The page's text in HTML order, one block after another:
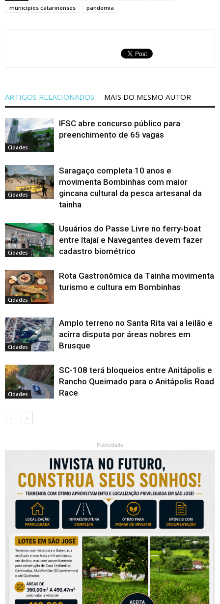
municípios catarinenses
pandemia
ARTIGOS RELACIONADOS MAIS DO MESMO AUTOR
Cidades
IFSC abre concurso público para
preenchimento de 65 vagas
Cidades
Saragaço completa 10 anos e
movimenta Bombinhas com maior
gincana cultural da pesca artesanal da
tainha
Cidades
Usuários do Passe Livre no ferry-boat
entre Itajaí e Navegantes devem fazer
cadastro biométrico
Cidades
Rota Gastronômica da Tainha movimenta
turismo e cultura em Bombinhas
Cidades
Amplo terreno no Santa Rita vai a leilão e
acirra disputa por áreas nobres em
Brusque
Cidades
SC-108 terá bloqueios entre Anitápolis e
Rancho Queimado para o Anitápolis Road
Race
Publicidade